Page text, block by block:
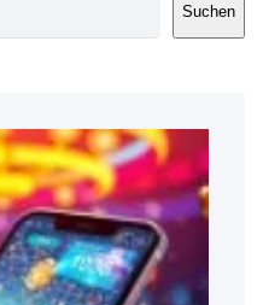
Suchen